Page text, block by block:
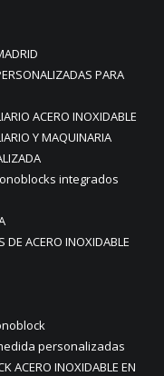
PARA
ACERO INOXIDABLE
Y MAQUINARIA
integrados
DE ACERO INOXIDABLE
personalizadas
ACERO INOXIDABLE EN